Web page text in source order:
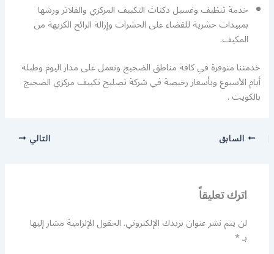
خدمة تنظيف وغسيل دكتات التكييف المركزي والفلاتر ورشها
بمبيدات حشرية للقضاء على الحشرات وإزالة الرائح الكريهة من
المكيف.
خدمتنا متوفرة في كافة مناطق الضجيج ونعمل على مدار اليوم وطيلة
أيام الأسبوع وبأسعار رخيصة في شركة تصليح تكييف مركزي الضجيج
بالكويت .
السابق التالي
اترك تعليقاً
لن يتم نشر عنوان بريدك الإلكتروني.الحقول الإلزامية مشار إليها
بـ*